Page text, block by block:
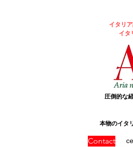
イタリ
イタ
圧倒的な
本物のイタ
Contact